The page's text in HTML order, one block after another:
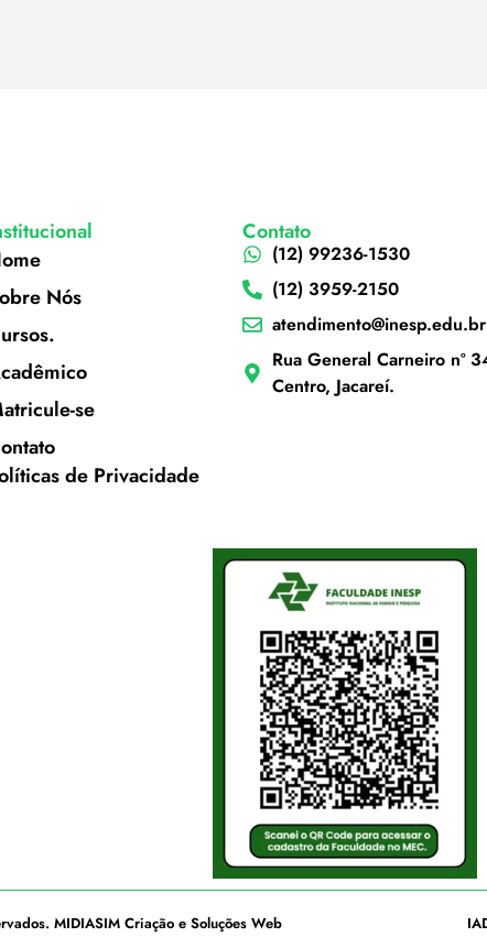
Nós
se
de Privacidade
Contato
(12) 99236-1530
(12) 3959-2150
atendimento@inesp.edu.br
Rua General Carneiro nº
Centro, Jacareí.
MIDIASIM Criação e Soluções Web